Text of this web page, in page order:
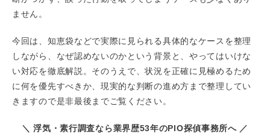
ません。
今回は、知恵袋などで実際に見られる具体的なケースを整理
しながら、なぜ認めないのかという背景と、やってはいけな
い対応を徹底解説。そのうえで、状況を正確に見極めるため
に何を優先すべきか、現実的な判断の進め方まで整理してい
きますので是非最後までご覧ください。
＼ 浮気・素行調査なら業界歴53年のPIO探偵事務所へ ／